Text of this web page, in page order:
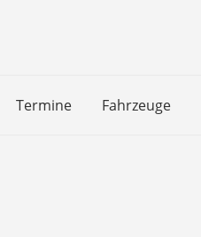
Termine Fahrzeuge